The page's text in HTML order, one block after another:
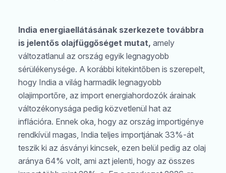
India energiaellátásának szerkezete továbbra
is jelentős olajfüggőséget mutat, amely
változatlanul az ország egyik legnagyobb
sérülékenysége. A korábbi kitekintőben is szerepelt,
hogy India a világ harmadik legnagyobb
olajimportőre, az import energiahordozók árainak
változékonysága pedig közvetlenül hat az
inflációra. Ennek oka, hogy az ország importigénye
rendkívül magas, India teljes importjának 33%-át
teszik ki az ásványi kincsek, ezen belül pedig az olaj
aránya 64% volt, ami azt jelenti, hogy az összes